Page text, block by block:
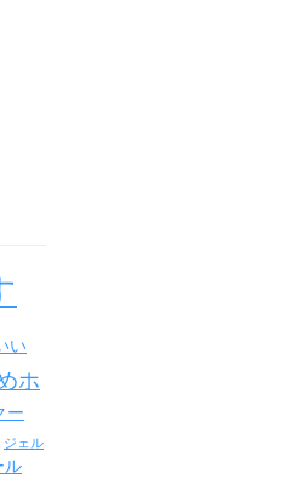
い
ホ
ー
ジェル
ル